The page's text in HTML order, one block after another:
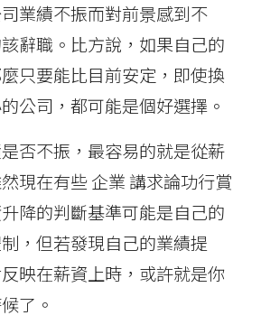
業績不振而對前景感到不
辭職。比方說，如果自己的
只要能比目前安定，即使換
公司，都可能是個好選擇。
否不振，最容易的就是從薪
現在有些 企業 講求論功行賞
降的判斷基準可能是自己的
，但若發現自己的業績提
映在薪資上時，或許就是你
了。